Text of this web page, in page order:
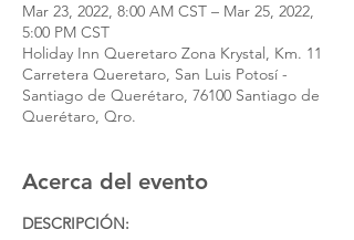
Mar 23, 2022, 8:00 AM CST – Mar 25, 2022,
5:00 PM CST
Holiday Inn Queretaro Zona Krystal, Km. 11
Carretera Queretaro, San Luis Potosí -
Santiago de Querétaro, 76100 Santiago de
Querétaro, Qro.
Acerca del evento
DESCRIPCIÓN: